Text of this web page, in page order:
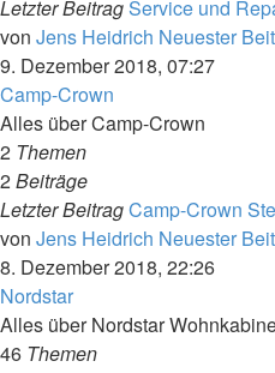
Letzter BeitragService und
von Jens Heidrich Neuester
9. Dezember 2018, 07:27
Camp-Crown
Alles über Camp-Crown
2 Themen
2Beiträge
Letzter BeitragCamp-Crown
von Jens Heidrich Neuester
8. Dezember 2018, 22:26
Nordstar
Alles über Nordstar
46 Themen